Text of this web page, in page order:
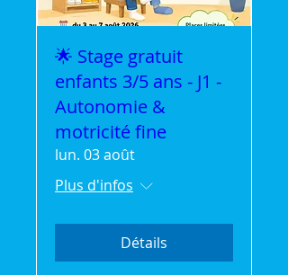
🌟 Stage gratuit
enfants 3/5 ans - J1 -
Autonomie &
motricité fine
lun. 03 août
Plus d'infos
Détails